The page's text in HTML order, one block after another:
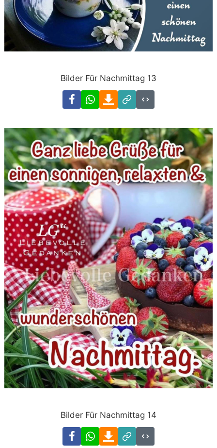
Bilder Für Nachmittag 13
FacebookWhatsAppDownload
Link
Code
Bilder Für Nachmittag 14
FacebookWhatsAppDownload
Link
Code